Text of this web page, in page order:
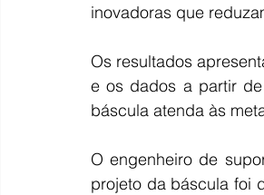
inovadoras que
Os resultados
e os dados a partir
báscula atenda às
O engenheiro de
projeto da báscula foi